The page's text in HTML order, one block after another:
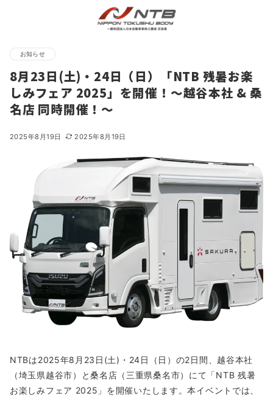
お知らせ
8月23日(土)・24日（日）「NTB 残暑お楽
しみフェア 2025」を開催！～越谷本社 & 桑
名店 同時開催！～
2025年8月19日 2025年8月19日
NTBは2025年8月23日(土)・24日（日）の2日間、越谷本社
（埼玉県越谷市）と桑名店（三重県桑名市）にて「NTB 残暑
お楽しみフェア 2025」を開催いたします。本イベントでは、